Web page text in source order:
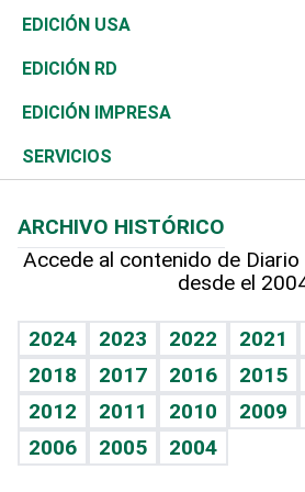
Reportajes
África
Ocenanía
Caribe
Resto del mundo
Vivienda
Telecom.
Global y variable
Economía personal
Buena Vida
Sociales
Novedades
Podcast Arte Libre
Hablando con el pediatra
Vida y familia
Eñe
Celebrando la vida
Sin complejos
Ciclismo
Tenis
Olimpismo
Más deportes
TBT Deportivo
En Directo
El Espía
Noticiero Poteleche
Columnistas
Más firmas
Tecnología
Historia
Martes de tecnología
Cambio climático
Economía
Revista
Deportes
Opinión
Hecho en casa
Guía del dinero
EDICIÓN USA
EDICIÓN RD
EDICIÓN IMPRESA
SERVICIOS
Cumpleaños
Horóscopos
Crucigramas
ARCHIVO HISTÓRICO
Accede al contenido de
desde el
2024 2023 2022 2021
2018
2017 2016 2015
2012
2011 2010 2009
2006
2005 2004